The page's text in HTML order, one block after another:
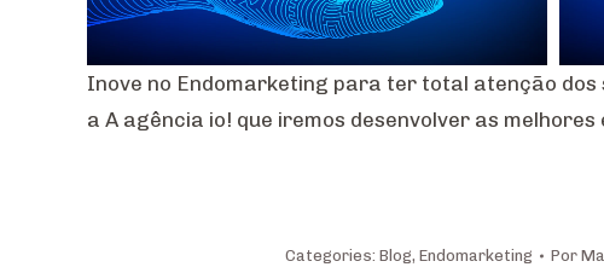
Inove no Endomarketing para ter total atenção
a A agência io! que iremos desenvolver as
Categories: Blog, Endomarketing Por